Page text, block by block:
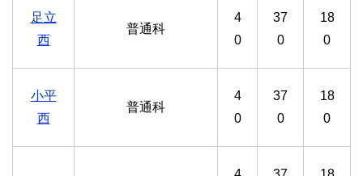
足立
西
普通科
4
0
37
0
18
0
小平
西
普通科
4
0
37
0
18
0